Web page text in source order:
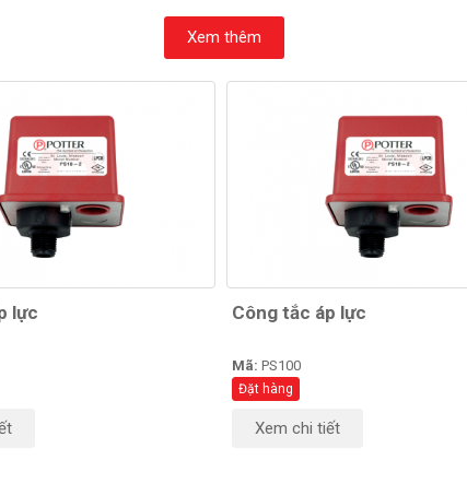
Xem thêm
lực Công tắc áp lực
Mã: PS100
Đặt hàng
Xem chi tiết